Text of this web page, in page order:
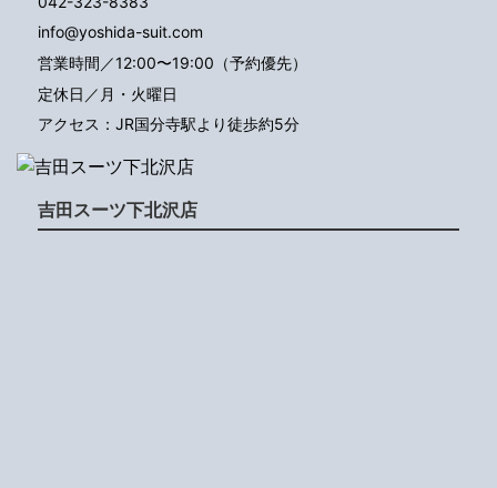
info@yoshida-suit.com
営業時間／12:00〜19:00（予約優先）
定休日／月・火曜日
アクセス：JR国分寺駅より徒歩約5分
吉田スーツ下北沢店